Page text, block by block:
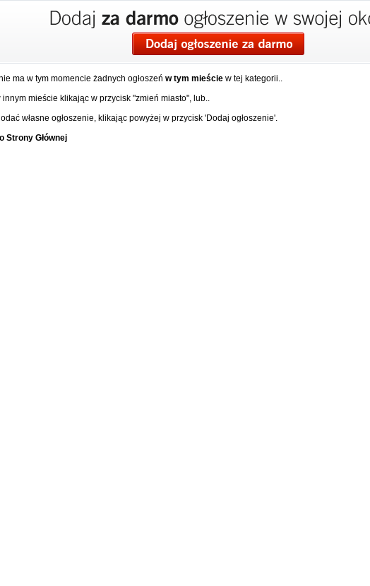
ma w tym momencie żadnych ogłoszeń w tym mieście w tej kategorii..
innym mieście klikając w przycisk "zmień miasto", lub..
własne ogłoszenie, klikając powyżej w przycisk 'Dodaj ogłoszenie'.
Strony Głównej